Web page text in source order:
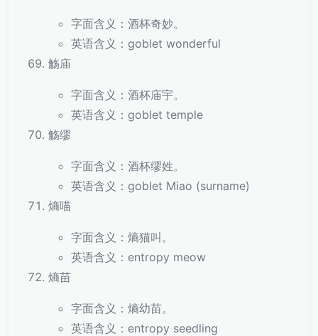
字面含义：酒杯奇妙。
英语含义：goblet wonderful
觞庙
字面含义：酒杯庙宇。
英语含义：goblet temple
觞缪
字面含义：酒杯缪姓。
英语含义：goblet Miao (surname)
熵喵
字面含义：熵猫叫。
英语含义：entropy meow
熵苗
字面含义：熵幼苗。
英语含义：entropy seedling